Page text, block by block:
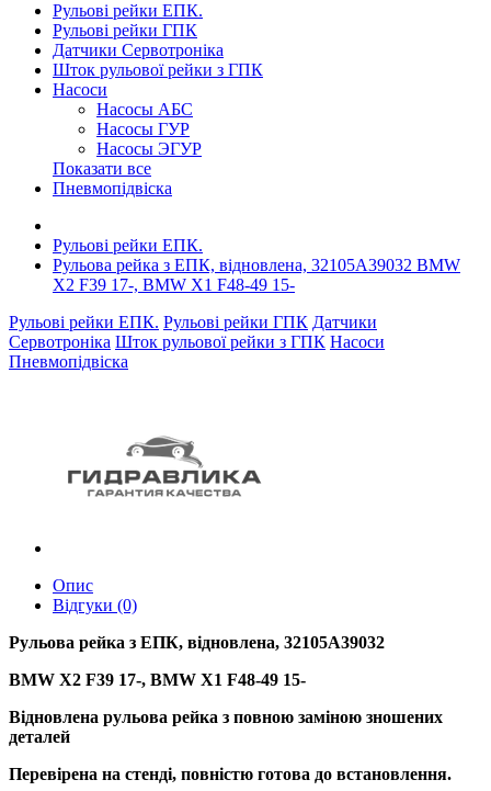
Рульові рейки ЕПК.
Рульові рейки ГПК
Датчики Сервотроніка
Шток рульової рейки з ГПК
Насоси
Насосы АБС
Насосы ГУР
Насосы ЭГУР
Показати все
Пневмопідвіска
Рульові рейки ЕПК.
Рульова рейка з ЕПК, відновлена, 32105A39032 BMW
X2 F39 17-, BMW X1 F48-49 15-
Рульові рейки ЕПК. Рульові рейки ГПК Датчики
Сервотроніка Шток рульової рейки з ГПК Насоси
Пневмопідвіска
Опис
Відгуки (0)
Рульова рейка з ЕПК, відновлена, 32105A39032
BMW X2 F39 17-, BMW X1 F48-49 15-
Відновлена рульова рейка з повною заміною зношених
деталей
Перевірена на стенді, повністю готова до встановлення.